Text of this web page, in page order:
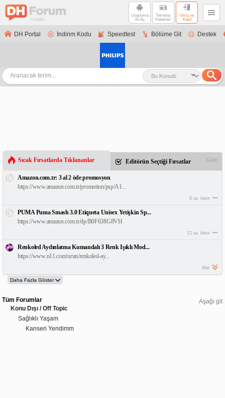
Uygulama
ile Aç
Teknoloji
Haberleri
Giriş ve
Kayıt
DH Portal İndirim Kodu Speedtest Bölüme Git Destek
Sıcak Fırsatlarda Tıklananlar Editörün Seçtiği Fırsatlar Gizle
Amazon.com.tr: 3 al 2 öde promosyon
https://www.amazon.com.tr/promotion/psp/A1...
6 sa. önce
PUMA Puma Smash 3.0 Etiqueta Unisex Yetişkin Sp...
https://www.amazon.com.tr/dp/B0F638G8VH
12 sa. önce
Renkoled Aydınlatma Kumandalı 3 Renk Işıklı Mod...
https://www.n11.com/urun/renkoled-ay...
dün
Aşağı git
Tüm Forumlar
Konu Dışı / Off Topic
Sağlıklı Yaşam
Kanseri Yendimm